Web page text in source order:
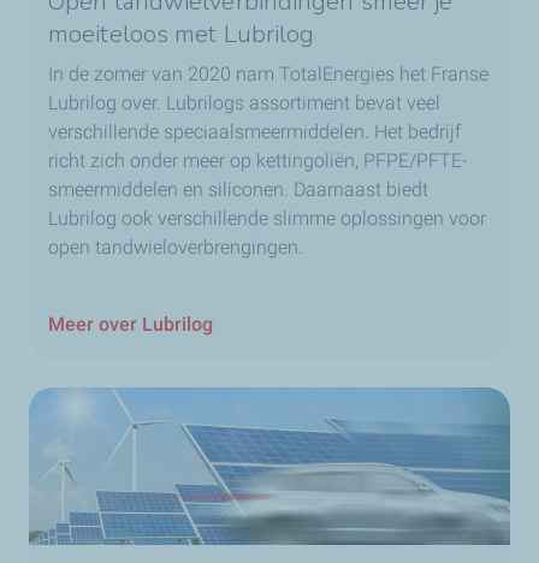
moeiteloos met Lubrilog
In de zomer van 2020 nam TotalEnergies het Franse
Lubrilog over. Lubrilogs assortiment bevat veel
verschillende speciaalsmeermiddelen. Het bedrijf
richt zich onder meer op kettingoliën, PFPE/PFTE-
smeermiddelen en siliconen. Daarnaast biedt
Lubrilog ook verschillende slimme oplossingen voor
open tandwieloverbrengingen.
Meer over Lubrilog